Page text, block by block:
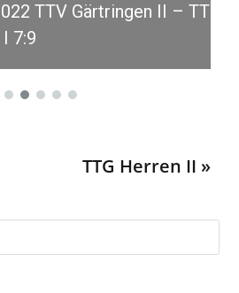
Gärtringen II – TTG
TTG Herren II »